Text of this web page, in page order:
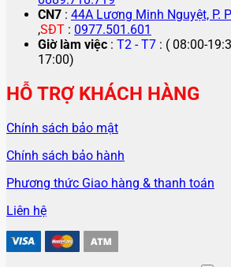
CN7 : 44A Lương Minh Nguyệt, P.
,SĐT : 0977.501.601
Giờ làm việc : T2 - T7 : ( 08:00-
17:00)
HỖ TRỢ KHÁCH HÀNG
Chính sách bảo mật
Chính sách bảo hành
Phương thức Giao hàng & thanh toán
Liên hệ